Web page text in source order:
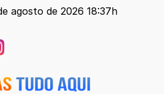
agosto de 2026 18:37h